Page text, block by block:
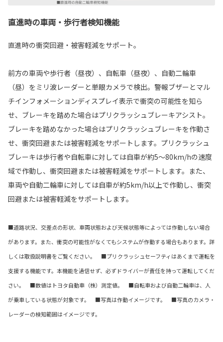
直進時の車両・歩行者検知機能
直進時の衝突回避・被害軽減をサポート。
前方の車両や歩行者（昼夜）、自転車（昼夜）、自動二輪車
（昼）をミリ波レーダーと単眼カメラで検出。警報ブザーとマル
チインフォメーションディスプレイ表示で衝突の可能性を知ら
せ、ブレーキを踏めた場合はプリクラッシュブレーキアシスト。
ブレーキを踏めなかった場合はプリクラッシュブレーキを作動さ
せ、衝突回避または被害軽減をサポートします。プリクラッシュ
ブレーキは歩行者や自転車に対しては自車が約5～80km/hの速度
域で作動し、衝突回避または被害軽減をサポートします。また、
車両や自動二輪車に対しては自車が約5km/h以上で作動し、衝突
回避または被害軽減をサポートします。
■道路状況、交差点の形状、車両状態および天候状態等によっては作動しない場合
があります。また、衝突の可能性がなくてもシステムが作動する場合もあります。詳
しくは取扱説明書をご覧ください。 ■プリクラッシュセーフティはあくまで運転を
支援する機能です。本機能を過信せず、必ずドライバーが責任を持って運転してくだ
さい。 ■数値はトヨタ自動車（株）測定値。 ■自転車および自動二輪車は、人
が乗車している状態が対象です。 ■写真は作動イメージです。 ■写真のカメラ・
レーダーの検知範囲はイメージです。